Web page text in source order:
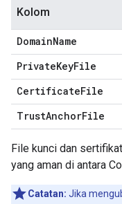
Kolom
DomainName
PrivateKeyFile
CertificateFile
TrustAnchorFile
File kunci dan
yang aman di antara
Catatan: Jika